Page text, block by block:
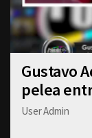
Gustavo
pelea
User Admin